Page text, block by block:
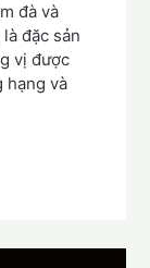
đà và
đặc sản
vị được
hạng và